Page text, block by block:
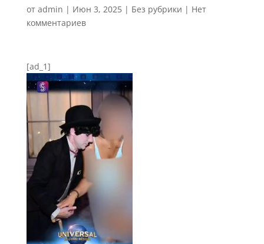
от admin | Июн 3, 2025| Без рубрики | Нет
комментариев
[ad_1]